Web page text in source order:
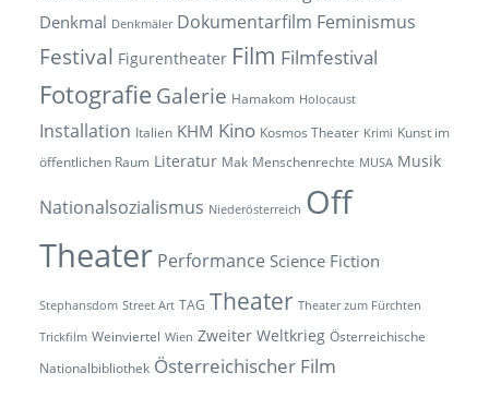
Denkmal Denkmäler Dokumentarfilm Feminismus
Festival Figurentheater Film Filmfestival
Fotografie Galerie Hamakom Holocaust
Installation Italien KHM Kino Kosmos Theater Krimi Kunst im
öffentlichen Raum Literatur Mak Menschenrechte MUSA Musik
Nationalsozialismus Niederösterreich Off
Theater Performance Science Fiction
Stephansdom Street Art TAG Theater Theater zum Fürchten
Trickfilm Weinviertel Wien Zweiter Weltkrieg Österreichische
Nationalbibliothek Österreichischer Film